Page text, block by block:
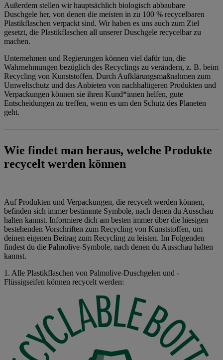
Außerdem stellen wir hauptsächlich biologisch abbaubare
Duschgele her, von denen die meisten in zu 100 % recycelbaren
Plastikflaschen verpackt sind. Wir haben es uns auch zum Ziel
gesetzt, die Plastikflaschen all unserer Duschgele recycelbar zu
machen.
Unternehmen und Regierungen können viel dafür tun, die
Wahrnehmungen bezüglich des Recyclings zu verändern, z. B. beim
Recycling von Kunststoffen. Durch Aufklärungsmaßnahmen zum
Umweltschutz und das Anbieten von nachhaltigeren Produkten und
Verpackungen können sie ihren Kund*innen helfen, gute
Entscheidungen zu treffen, wenn es um den Schutz des Planeten
geht.
Wie findet man heraus, welche Produkte
recycelt werden können
Auf Produkten und Verpackungen, die recycelt werden können,
befinden sich immer bestimmte Symbole, nach denen du Ausschau
halten kannst. Informiere dich am besten immer über die hiesigen
bestehenden Vorschriften zum Recycling von Kunststoffen, um
deinen eigenen Beitrag zum Recycling zu leisten. Im Folgenden
findest du die Palmolive-Symbole, nach denen du Ausschau halten
kannst.
1. Alle Plastikflaschen von Palmolive-Duschgelen und -
Flüssigseifen können recycelt werden: